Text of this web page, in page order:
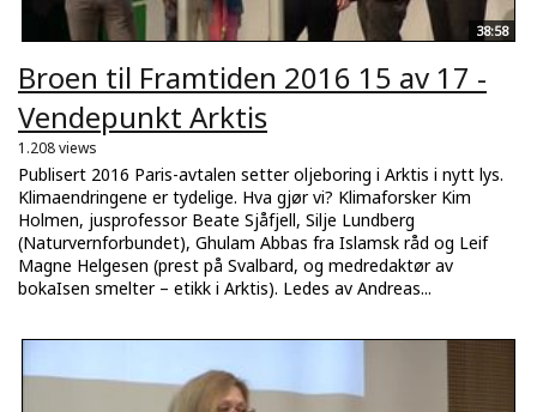
38:58
Broen til Framtiden 2016 15 av 17 -
Vendepunkt Arktis
1.208 views
Publisert 2016 Paris-avtalen setter oljeboring i Arktis i nytt lys.
Klimaendringene er tydelige. Hva gjør vi? Klimaforsker Kim
Holmen, jusprofessor Beate Sjåfjell, Silje Lundberg
(Naturvernforbundet), Ghulam Abbas fra Islamsk råd og Leif
Magne Helgesen (prest på Svalbard, og medredaktør av
bokaIsen smelter – etikk i Arktis). Ledes av Andreas...